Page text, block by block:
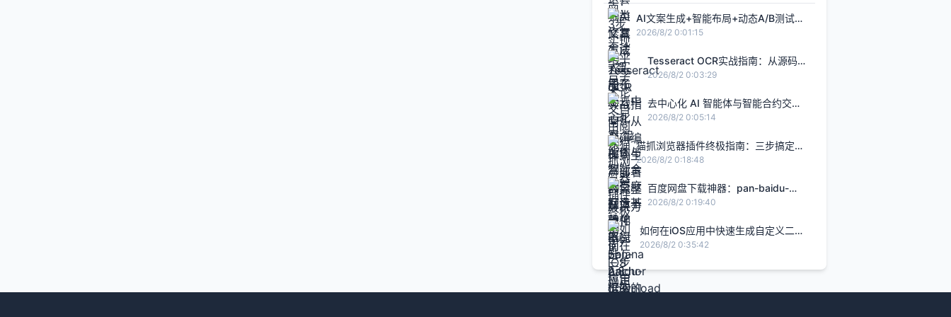
AI文案生成+智能布局+动态A/B测试：
打造转化率提升2.8倍的H5智能设计闭
2026/8/2 0:01:15
Tesseract OCR实战指南：从源码编
译到生产部署的完整解决方案
2026/8/2 0:03:29
去中心化 AI 智能体与智能合约交
互：基于 Rust Solana Anchor 框架
2026/8/2 0:05:14
猫抓浏览器插件终极指南：三步搞定网
页视频下载的完整解决方案
2026/8/2 0:18:48
百度网盘下载神器：pan-baidu-
download的终极实战指南
2026/8/2 0:19:40
如何在iOS应用中快速生成自定义二维
码的完整指南
2026/8/2 0:35:42